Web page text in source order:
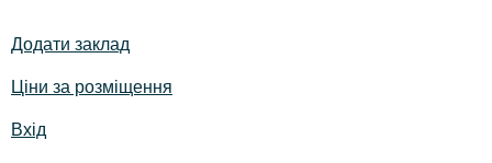
Додати заклад
Ціни за розміщення
Вхід